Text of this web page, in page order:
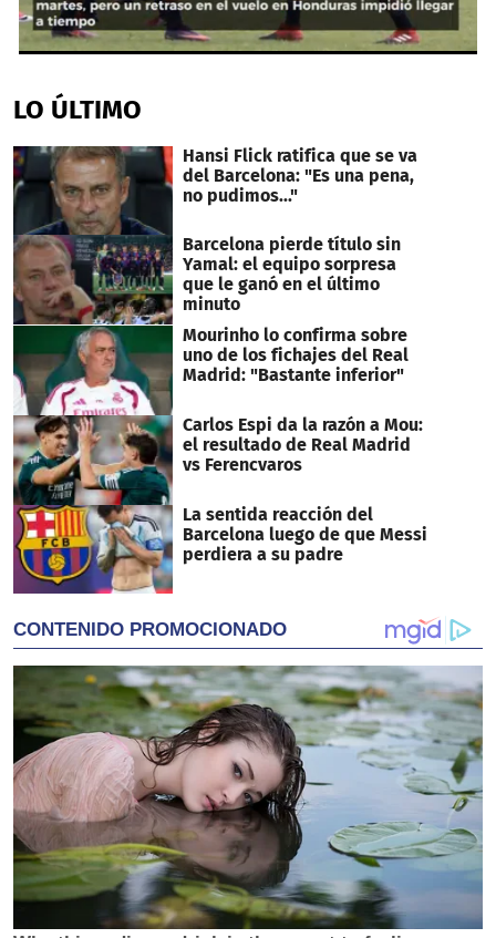
of
39
LO ÚLTIMO
Hansi Flick ratifica que se va
del Barcelona: "Es una pena,
no pudimos..."
Barcelona pierde título sin
Yamal: el equipo sorpresa
que le ganó en el último
minuto
Mourinho lo confirma sobre
uno de los fichajes del Real
Madrid: "Bastante inferior"
Carlos Espi da la razón a Mou:
el resultado de Real Madrid
vs Ferencvaros
La sentida reacción del
Barcelona luego de que Messi
perdiera a su padre